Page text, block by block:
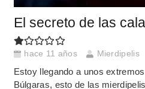
El secreto de las
hace 11 años Mierdipelis
Estoy llegando a unos
Búlgaras, esto de las